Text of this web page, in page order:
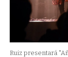
Ruiz presentará